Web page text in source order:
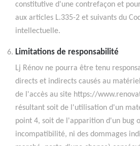
constitutive d'une contrefaçon et
aux articles L.335-2 et suivants du
intellectuelle.
Limitations de responsabilité
Lj Rénov ne pourra être tenu
directs et indirects causés au
de l'accès au site https://
résultant soit de l'utilisation d'un
point 4, soit de l'apparition d'un bug
incompatibilité, ni des dommages